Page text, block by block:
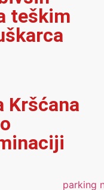
teškim
Kršćana